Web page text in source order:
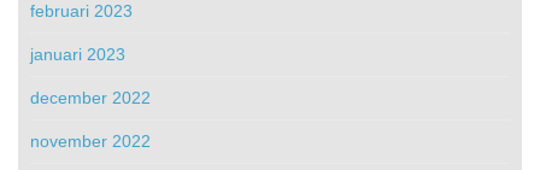
februari 2023
januari 2023
december 2022
november 2022